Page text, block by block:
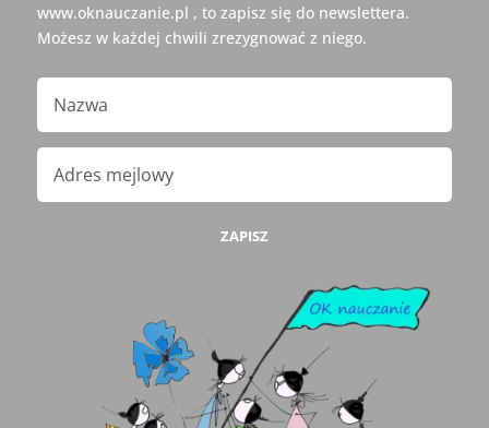
www.oknauczanie.pl , to zapisz się do newslettera.
Możesz w każdej chwili zrezygnować z niego.
ZAPISZ